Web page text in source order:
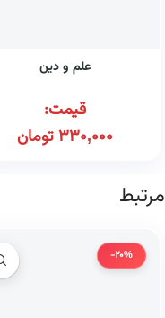
علم و دین
قیمت:
330,000تومان
مرتبط
-20%